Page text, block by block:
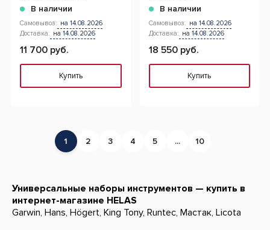
В наличии
Самовывоз: на 14.08.2026
Доставка: на 14.08.2026
11 700 руб.
Купить
В наличии
Самовывоз: на 14.08.2026
Доставка: на 14.08.2026
18 550 руб.
Купить
1 2 3 4 5 ... 10
Универсальные наборы инструментов — купить в
интернет-магазине HELAS
Garwin, Hans, Högert, King Tony, Runtec, Мастак, Licota